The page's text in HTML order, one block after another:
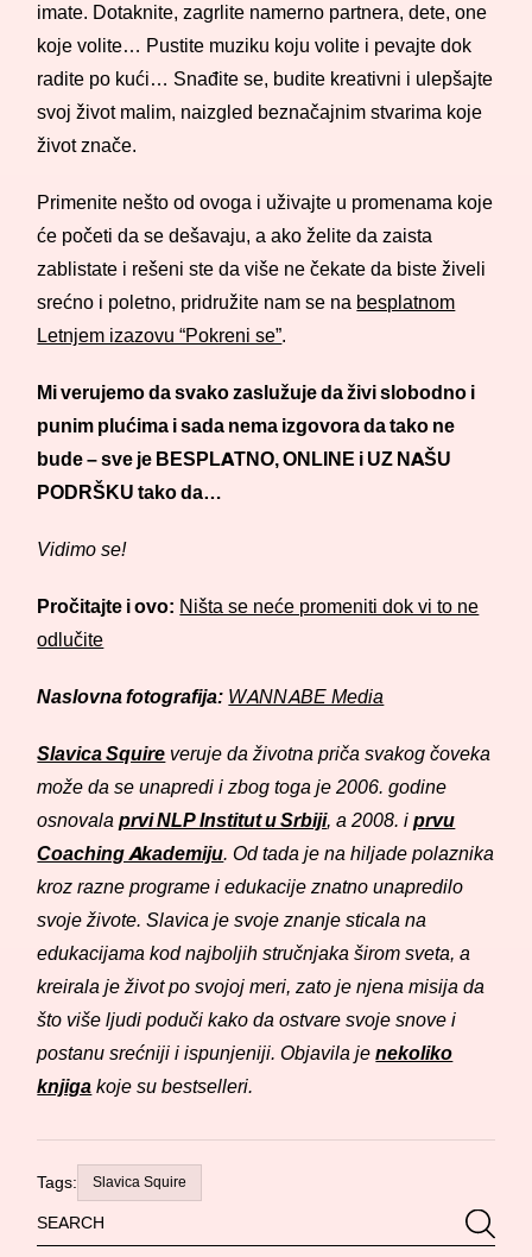
Search
for:
imate. Dotaknite, zagrlite namerno partnera, dete, one
koje volite… Pustite muziku koju volite i pevajte dok
radite po kući… Snađite se, budite kreativni i ulepšajte
svoj život malim, naizgled beznačajnim stvarima koje
život znače.
Primenite nešto od ovoga i uživajte u promenama koje
će početi da se dešavaju, a ako želite da zaista
zablistate i rešeni ste da više ne čekate da biste živeli
srećno i poletno, pridružite nam se na besplatnom
Letnjem izazovu “Pokreni se”.
Mi verujemo da svako zaslužuje da živi slobodno i
punim plućima i sada nema izgovora da tako ne
bude – sve je BESPLATNO, ONLINE i UZ NAŠU
PODRŠKU tako da…
Vidimo se!
Pročitajte i ovo: Ništa se neće promeniti dok vi to ne
odlučite
Naslovna fotografija: WANNABE Media
Slavica Squire veruje da životna priča svakog čoveka
može da se unapredi i zbog toga je 2006. godine
osnovalaprvi NLP Institut u Srbiji, a 2008. iprvu
Coaching Akademiju. Od tada je na hiljade polaznika
kroz razne programe i edukacije znatno unapredilo
svoje živote. Slavica je svoje znanje sticala na
edukacijama kod najboljih stručnjaka širom sveta, a
kreirala je život po svojoj meri, zato je njena misija da
što više ljudi poduči kako da ostvare svoje snove i
postanu srećniji i ispunjeniji. Objavila jenekoliko
knjiga koje su bestselleri.
Tags: Slavica Squire